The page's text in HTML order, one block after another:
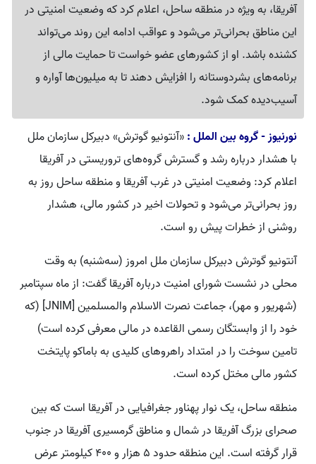
آفریقا، به ویژه در منطقه ساحل، اعلام کرد که وضعیت امنیتی در
این مناطق بحرانی‌تر می‌شود و عواقب ادامه این روند می‌تواند
کشنده باشد. او از کشورهای عضو خواست تا حمایت مالی از
برنامه‌های بشردوستانه را افزایش دهند تا به میلیون‌ها آواره و
آسیب‌دیده کمک شود.
نورنیوز - گروه بین الملل :«آنتونیو گوترش» دبیرکل سازمان ملل
با هشدار درباره رشد و گسترش گروه‌های تروریستی در آفریقا
اعلام کرد: وضعیت امنیتی در غرب آفریقا و منطقه ساحل روز به
روز بحرانی‌تر می‌شود و تحولات اخیر در کشور مالی، هشدار
روشنی از خطرات پیش رو است.
آنتونیو گوترش دبیرکل سازمان ملل امروز (سه‌شنبه) به وقت
محلی در نشست شورای امنیت درباره آفریقا گفت: از ماه سپتامبر
(شهریور و مهر)، جماعت نصرت الاسلام والمسلمین [JNIM] (که
خود را از وابستگان رسمی القاعده در مالی معرفی کرده است)
تامین سوخت را در امتداد راهروهای کلیدی به باماکو پایتخت
کشور مالی مختل کرده است.
منطقه ساحل، یک نوار پهناور جغرافیایی در آفریقا است که بین
صحرای بزرگ آفریقا در شمال و مناطق گرمسیری آفریقا در جنوب
قرار گرفته است. این منطقه حدود ۵ هزار و ۴۰۰ کیلومتر عرض